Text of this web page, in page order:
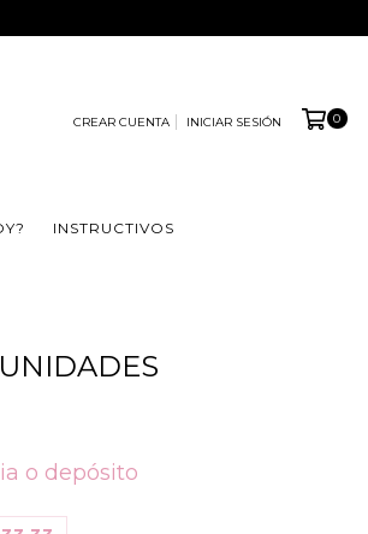
CREAR CUENTA INICIAR SESIÓN 0
INSTRUCTIVOS
o depósito